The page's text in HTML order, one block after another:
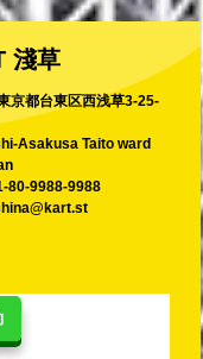
淺草
京都台東区西浅草3-25-
Asakusa Taito ward
80-9988-9988